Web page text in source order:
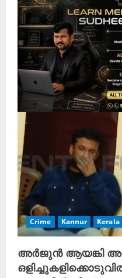
Crime Kannur Kerala
അർജുൻ ആയങ്കി